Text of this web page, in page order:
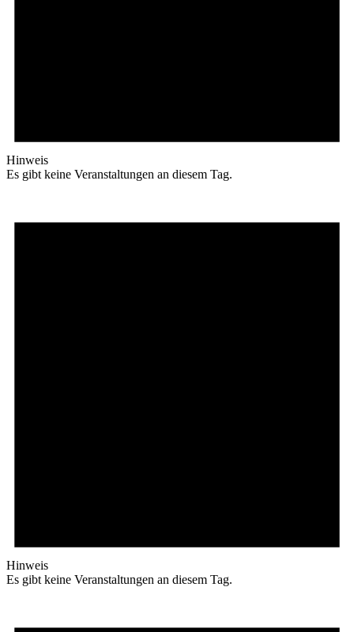
Hinweis
Es gibt keine Veranstaltungen an diesem Tag.
Hinweis
Es gibt keine Veranstaltungen an diesem Tag.